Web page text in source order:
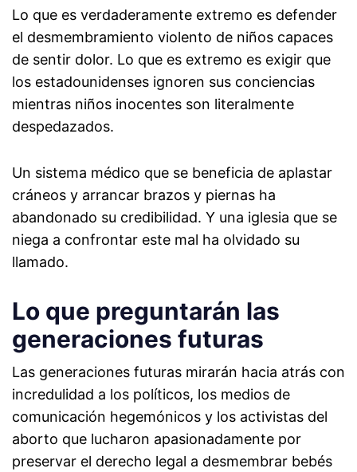
Lo que es verdaderamente extremo es defender
el desmembramiento violento de niños capaces
de sentir dolor. Lo que es extremo es exigir que
los estadounidenses ignoren sus conciencias
mientras niños inocentes son literalmente
despedazados.
Un sistema médico que se beneficia de aplastar
cráneos y arrancar brazos y piernas ha
abandonado su credibilidad. Y una iglesia que se
niega a confrontar este mal ha olvidado su
llamado.
Lo que preguntarán las
generaciones futuras
Las generaciones futuras mirarán hacia atrás con
incredulidad a los políticos, los medios de
comunicación hegemónicos y los activistas del
aborto que lucharon apasionadamente por
preservar el derecho legal a desmembrar bebés